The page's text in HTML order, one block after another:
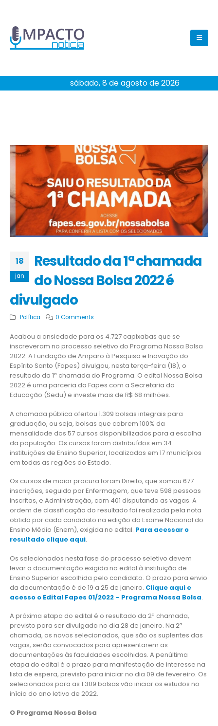
sábado, 8 de agosto de 2026
18
jan
Resultado da 1ª chamada
do Nossa Bolsa 2022 é
divulgado
Política 0 Comments
Acabou a ansiedade para os 4.727 capixabas que se
inscreveram no processo seletivo do Programa Nossa Bolsa
2022. A Fundação de Amparo à Pesquisa e Inovação do
Espírito Santo (Fapes) divulgou, nesta terça-feira (18), o
resultado da 1ª chamada do Programa. O edital Nossa Bolsa
2022 é uma parceria da Fapes com a Secretaria da
Educação (Sedu) e investe mais de R$ 68 milhões.
A chamada pública ofertou 1.309 bolsas integrais para
graduação, ou seja, bolsas que cobrem 100% da
mensalidade dos 57 cursos disponibilizados para a escolha
da população. Os cursos foram distribuídos em 34
instituições de Ensino Superior, localizadas em 17 municípios
em todas as regiões do Estado.
Os cursos de maior procura foram Direito, que somou 677
inscrições, seguido por Enfermagem, que teve 598 pessoas
inscritas, e Administração, com 401 disputando as vagas. A
ordem de classificação do resultado foi realizada pela nota
obtida por cada candidato na edição do Exame Nacional do
Ensino Médio (Enem), exigida no edital. Para acessar o
resultado clique aqui.
Os selecionados nesta fase do processo seletivo devem
levar a documentação exigida no edital à instituição de
Ensino Superior escolhida pelo candidato. O prazo para envio
da documentação é de 19 a 25 de janeiro. Clique aqui e
acesso o Edital Fapes 01/2022 – Programa Nossa Bolsa.
A próxima etapa do edital é o resultado da 2ª chamada,
previsto para ser divulgado no dia 28 de janeiro. Na 2ª
chamada, os novos selecionados, que são os suplentes das
vagas, serão convocados para apresentarem as
documentações às faculdades escolhidas. A penúltima
etapa do edital é o prazo para manifestação de interesse na
lista de espera, previsto para iniciar no dia 09 de fevereiro. Os
selecionados para as 1.309 bolsas vão iniciar os estudos no
início do ano letivo de 2022.
O Programa Nossa Bolsa